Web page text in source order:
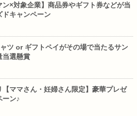
ン×対象企業】商品券やギフト券などが当
ドキャンペーン
ツ or ギフトペイがその場で当たるサン
当選懸賞
【ママさん・妊婦さん限定】豪華プレゼ
ーン♪